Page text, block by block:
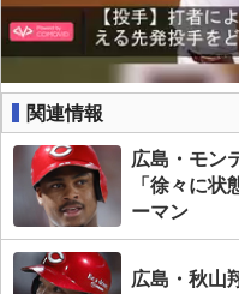
関連情報
広島・モ
「徐々に
ーマン
広島・秋山